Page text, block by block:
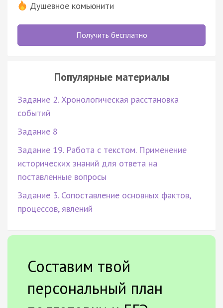
Душевное комьюнити
Получить бесплатно
Популярные материалы
Задание 2. Хронологическая расстановка
событий
Задание 8
Задание 19. Работа с текстом. Применение
исторических знаний для ответа на
поставленные вопросы
Задание 3. Сопоставление основных фактов,
процессов, явлений
Составим твой
персональный план